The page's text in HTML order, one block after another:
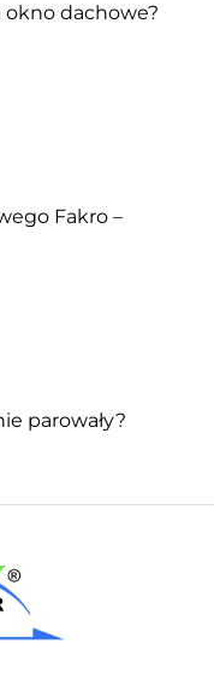
dachowe?
Fakro –
parowały?